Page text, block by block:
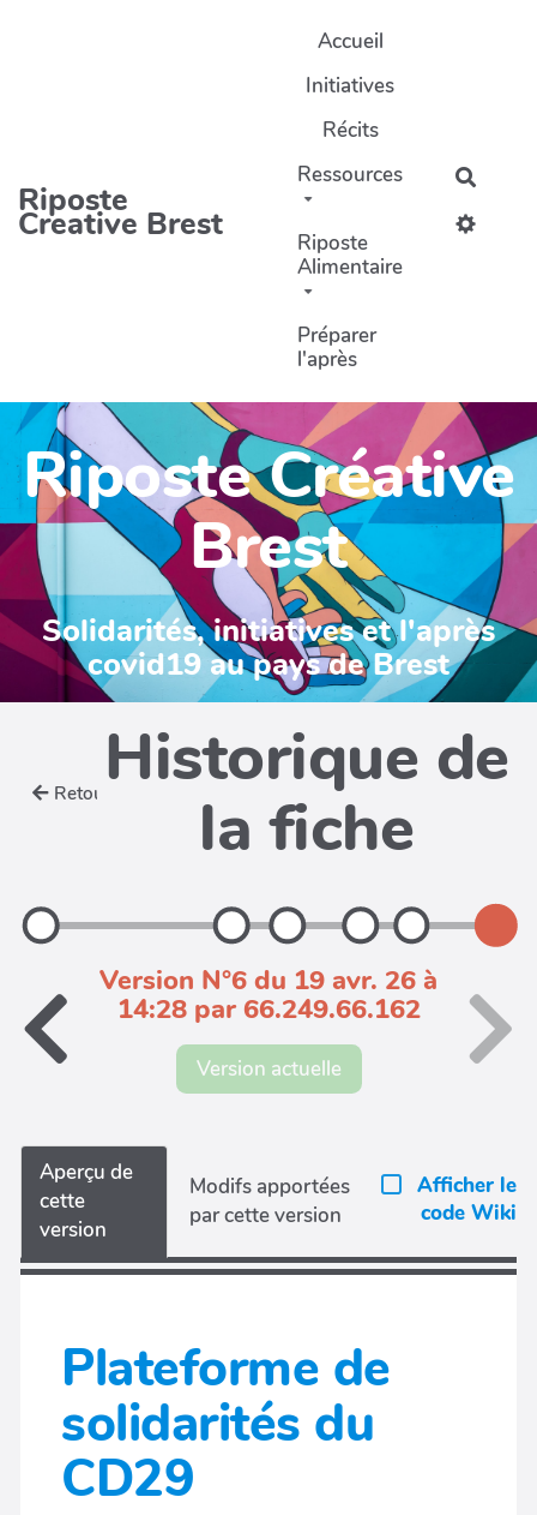
Riposte
Creative Brest
Accueil
Initiatives
Récits
Ressources
Riposte
Alimentaire
Préparer
l'après
Riposte Créative
Brest
Solidarités, initiatives et l'après
covid19 au pays de Brest
Retour Historique de
la fiche
Version N°6 du 19 avr. 26 à
14:28 par 66.249.66.162
Version actuelle
Aperçu de
cette
version
Modifs apportées
par cette version
Afficher le
code Wiki
Plateforme de
solidarités du
CD29